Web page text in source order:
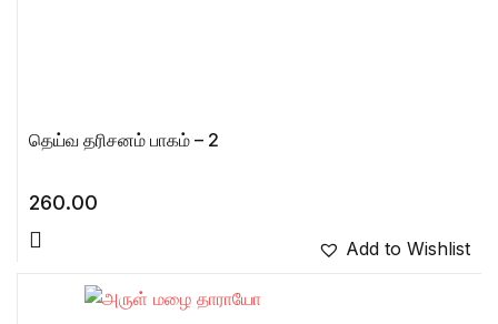
தெய்வ தரிசனம் பாகம் – 2
260.00
Add to Wishlist